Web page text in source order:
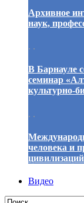
Архивное
наук,
. .
В Барнауле
семинар
культурно-
. .
человека и
Видео